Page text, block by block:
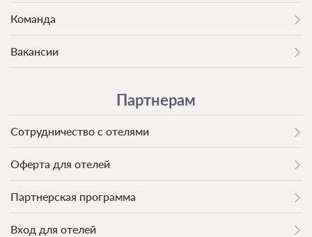
Команда
Вакансии
Партнерам
Сотрудничество с отелями
Оферта для отелей
Партнерская программа
Вход для отелей